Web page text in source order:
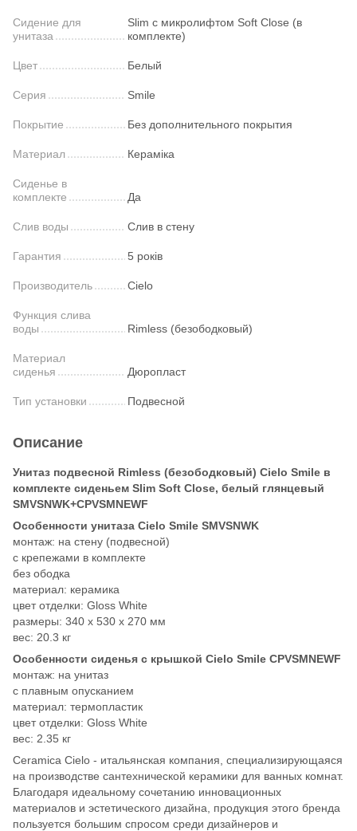
Сидение для
унитаза
Slim с микролифтом Soft Close (в
комплекте)
Цвет Белый
Серия Smile
Покрытие Без дополнительного покрытия
Материал Кераміка
Сиденье в
комплекте
Да
Слив воды Слив в стену
Гарантия 5 років
Производитель Cielo
Функция слива
воды
Rimless (безободковый)
Материал
сиденья
Дюропласт
Тип установки Подвесной
Описание
Унитаз подвесной Rimless (безободковый) Cielo Smile в
комплекте сиденьем Slim Soft Close, белый глянцевый
SMVSNWK+CPVSMNEWF
Особенности унитаза Cielo Smile SMVSNWK
монтаж: на стену (подвесной)
с крепежами в комплекте
без ободка
материал: керамика
цвет отделки: Gloss White
размеры: 340 х 530 х 270 мм
вес: 20.3 кг
Особенности сиденья с крышкой Cielo Smile CPVSMNEWF
монтаж: на унитаз
с плавным опусканием
материал: термопластик
цвет отделки: Gloss White
вес: 2.35 кг
Ceramica Cielo - итальянская компания, специализирующаяся
на производстве сантехнической керамики для ванных комнат.
Благодаря идеальному сочетанию инновационных
материалов и эстетического дизайна, продукция этого бренда
пользуется большим спросом среди дизайнеров и